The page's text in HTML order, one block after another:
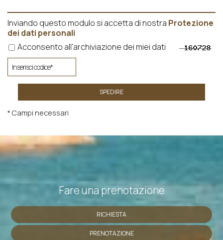
Inviando questo modulo si accetta di nostra Protezione
dei dati personali
Acconsento all'archiviazione dei miei dati
SPEDIRE
* Campi necessari
Fare una prenotazione
RICHIESTA
PRENOTAZIONE